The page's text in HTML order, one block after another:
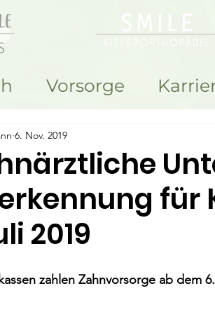
Vorsorge
für
2019
6. Nov. 2019
zahlen Zahnvorsorge ab dem